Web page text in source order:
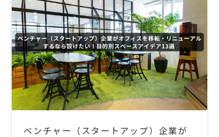
ベンチャー（スタートアップ）企業が